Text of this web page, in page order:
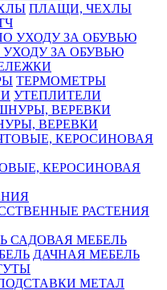
ПЛАЩИ, ЧЕХЛЫ
ЗА ОБУВЬЮ
ТЕРМОМЕТРЫ
УТЕПЛИТЕЛИ
ВЕРЕВКИ
КЕРОСИНОВАЯ
РАСТЕНИЯ
САДОВАЯ МЕБЕЛЬ
ДАЧНАЯ МЕБЕЛЬ